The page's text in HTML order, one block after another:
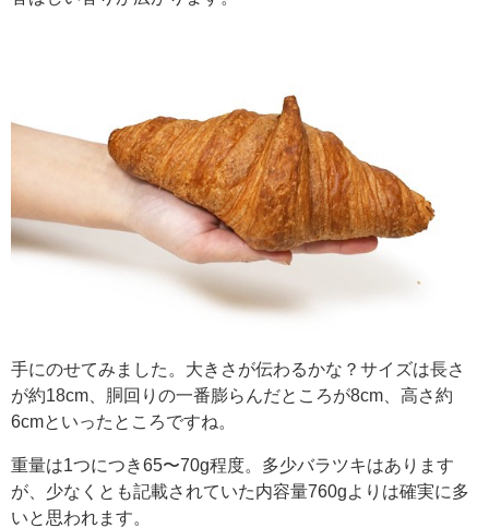
手にのせてみました。大きさが伝わるかな？サイズは長さ
が約18cm、胴回りの一番膨らんだところが8cm、高さ約
6cmといったところですね。
重量は1つにつき65〜70g程度。多少バラツキはあります
が、少なくとも記載されていた内容量760gよりは確実に多
いと思われます。